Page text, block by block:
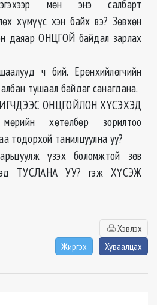
мөн энэ салбарт
хүмүүс хэн байх вэ? Зөвхөн
даяар ОНЦГОЙ байдал зарлах
ч бий. Ерөнхийлөгчийн
тушаал байдаг санагдана.
ОНЦГОЙЛОН ХҮСЭХЭД
хөтөлбөр зорилтоо
тодорхой танилцуулна уу?
үзэх боломжтой зөв
ТУСЛАНА УУ? гэж ХҮСЭЖ
Хэвлэх
Жиргэх
Хуваалцах